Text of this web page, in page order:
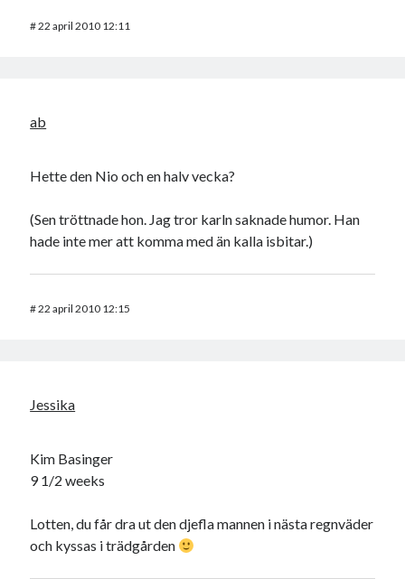
#22 april 2010 12:11
ab
Hette den Nio och en halv vecka?
(Sen tröttnade hon. Jag tror karln saknade humor. Han
hade inte mer att komma med än kalla isbitar.)
#22 april 2010 12:15
Jessika
Kim Basinger
9 1/2 weeks
Lotten, du får dra ut den djefla mannen i nästa regnväder
och kyssas i trädgården